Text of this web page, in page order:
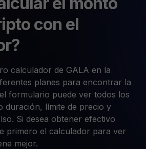
con el
calculador de GALA en la
planes para encontrar la
formulario puede ver todos los
duración, límite de precio y
Si desea obtener efectivo
primero el calculador para ver
mejor.